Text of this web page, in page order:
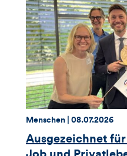
Views,
Likes
und
dieses
Artikels
Thema:
Menschen | Datum:
08.07.2026
Ausgezeichnet